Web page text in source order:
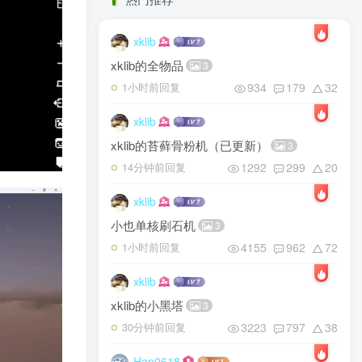
xklib
xklib的全物品 3
1小时前回复 934 179 32
xklib
xklib的苔藓骨粉机（已更新） 3
14分钟前回复 1292 299 20
xklib
小也单核刷石机 3
1小时前回复 4155 962 72
xklib
xklib的小黑塔 3
30分钟前回复 3223 797 38